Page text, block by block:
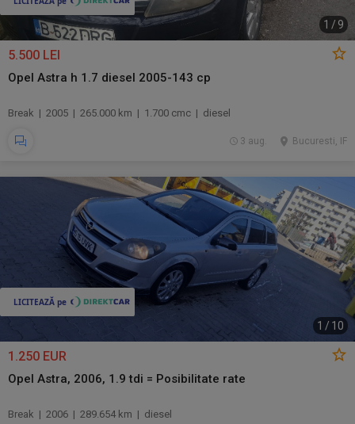
1 / 9
5.500 LEI
Opel Astra h 1.7 diesel 2005-143 cp
Break | 2005 | 265.000 km | 1.700 cmc | diesel
Bucuresti, IF
3 aug.
1 / 10
1.250 EUR
Opel Astra, 2006, 1.9 tdi = Posibilitate rate
Break | 2006 | 289.654 km | diesel